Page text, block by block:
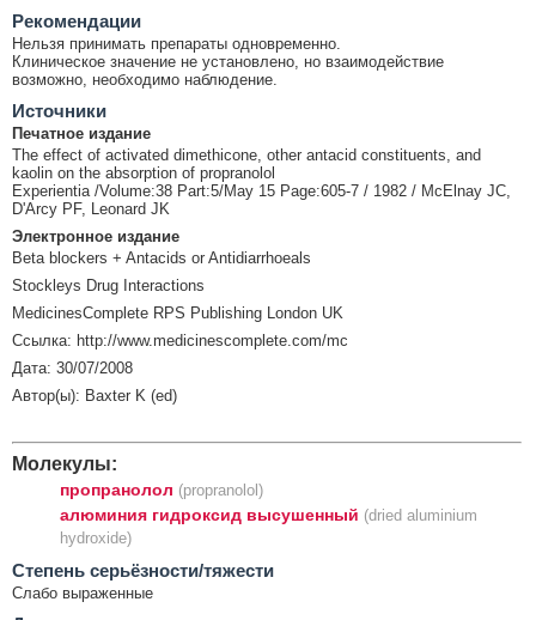
Рекомендации
Нельзя принимать препараты одновременно.
Клиническое значение не установлено, но взаимодействие
возможно, необходимо наблюдение.
Источники
Печатное издание
The effect of activated dimethicone, other antacid constituents, and
kaolin on the absorption of propranolol
Experientia /Volume:38 Part:5/May 15 Page:605-7 / 1982 / McElnay JC,
D'Arcy PF, Leonard JK
Электронное издание
Beta blockers + Antacids or Antidiarrhoeals
Stockleys Drug Interactions
MedicinesComplete RPS Publishing London UK
Ссылка: http://www.medicinescomplete.com/mc
Дата: 30/07/2008
Автор(ы): Baxter K (ed)
Молекулы:
пропранолол (propranolol)
алюминия гидроксид высушенный (dried aluminium
hydroxide)
Cтепень серьёзности/тяжести
Слабо выраженные